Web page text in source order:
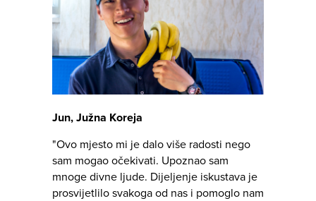
Jun, Južna Koreja
"Ovo mjesto mi je dalo više radosti nego
sam mogao očekivati. Upoznao sam
mnoge divne ljude. Dijeljenje iskustava je
prosvijetlilo svakoga od nas i pomoglo nam